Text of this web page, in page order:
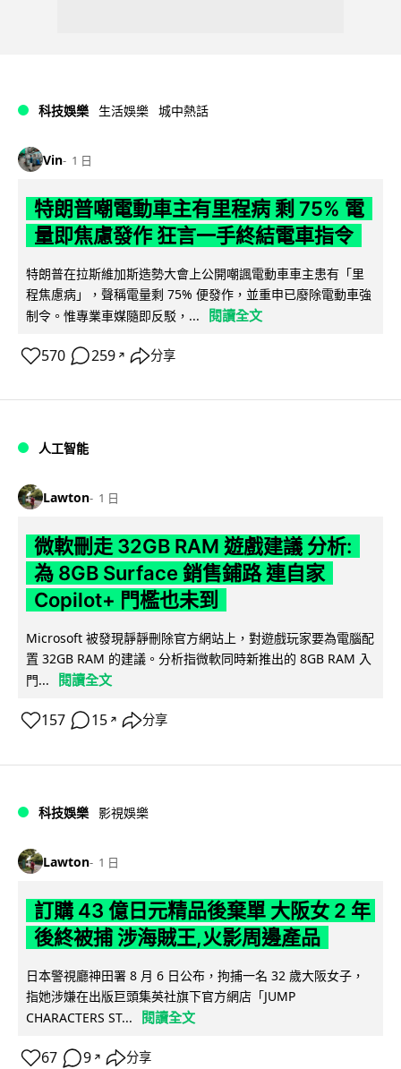
科技娛樂 生活娛樂 城中熱話
Vin 1 日
特朗普嘲電動車主有里程病 剩 75% 電
量即焦慮發作 狂言一手終結電車指令
特朗普在拉斯維加斯造勢大會上公開嘲諷電動車車主患有「里
程焦慮病」，聲稱電量剩 75% 便發作，並重申已廢除電動車強
制令。惟專業車媒隨即反駁，...
閱讀全文
570 259 ↗ 分享
人工智能
Lawton 1 日
微軟刪走 32GB RAM 遊戲建議 分析:
為 8GB Surface 銷售鋪路 連自家
Copilot+ 門檻也未到
Microsoft 被發現靜靜刪除官方網站上，對遊戲玩家要為電腦配
置 32GB RAM 的建議。分析指微軟同時新推出的 8GB RAM 入
門...
閱讀全文
157 15 ↗ 分享
科技娛樂 影視娛樂
Lawton 1 日
訂購 43 億日元精品後棄單 大阪女 2 年
後終被捕 涉海賊王,火影周邊產品
日本警視廳神田署 8 月 6 日公布，拘捕一名 32 歲大阪女子，
指她涉嫌在出版巨頭集英社旗下官方網店「JUMP
CHARACTERS ST...
閱讀全文
67 9 ↗ 分享